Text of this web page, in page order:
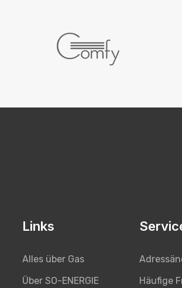
Links
Alles über Gas
Über SO-ENERGIE
Häufige